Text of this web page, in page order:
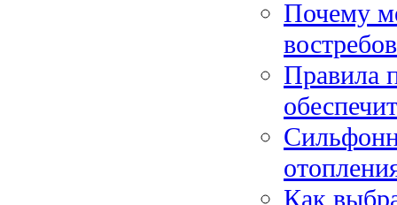
Почему
Правила
Как